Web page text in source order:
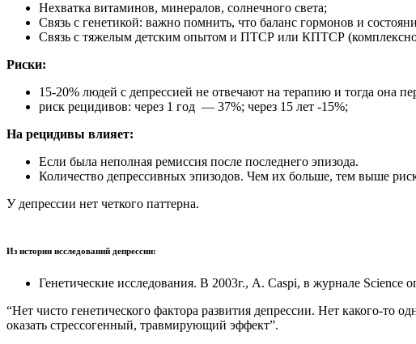
Нехватка витаминов, минералов, солнечного света;
Связь с генетикой: важно помнить, что баланс гормонов и
Связь с тяжелым детским опытом и ПТСР или КПТСР (комплексное
Риски:
15-20% людей с депрессией не отвечают на терапию и тогда она
риск рецидивов: через 1 год — 37%; через 15 лет -15%;
На рецидивы влияет:
Если была неполная ремиссия после последнего эпизода.
Количество депрессивных эпизодов. Чем их больше, тем выше
У депрессии нет четкого паттерна.
Из истории исследований депрессии:
Генетические исследования. В 2003г., A. Caspi, в журнале Science
“Нет чисто генетического фактора развития депрессии. Нет какого-то
оказать стрессогенный, травмирующий эффект”.